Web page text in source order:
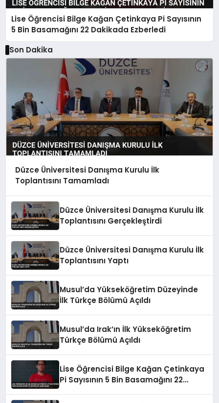
Lise Öğrencisi Bilge Kağan Çetinkaya Pi Sayısının
5 Bin Basamağını 22 Dakikada Ezberledi
Son Dakika
Düzce Üniversitesi Danışma Kurulu İlk
Toplantısını Tamamladı
Düzce Üniversitesi Danışma Kurulu İlk
Toplantısını Gerçekleştirdi
Düzce Üniversitesi Danışma Kurulu İlk
Toplantısını Yaptı
Musul’da Yükseköğretim Düzeyinde
İlk Türkçe Bölümü Açıldı
Musul’da Irak’ın İlk Yükseköğretim
Türkçe Bölümü Açıldı
Lise Öğrencisi Bilge Kağan Çetinkaya
Pi Sayısının 5 Bin Basamağını 22